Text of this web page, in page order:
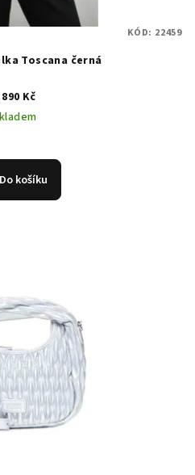
Toscana černá
Kč
Do košíku
KÓD: 22459